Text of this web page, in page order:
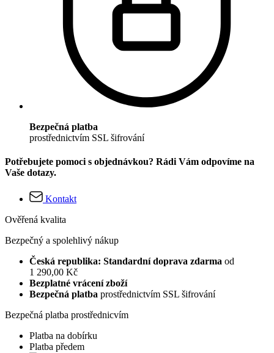
Bezpečná platba
prostřednictvím SSL šifrování
Potřebujete pomoci s objednávkou? Rádi Vám odpovíme na
Vaše dotazy.
Kontakt
Ověřená kvalita
Bezpečný a spolehlivý nákup
Česká republika: Standardní doprava zdarma od
1 290,00 Kč
Bezplatné vrácení zboží
Bezpečná platba prostřednictvím SSL šifrování
Bezpečná platba prostřednicvím
Platba na dobírku
Platba předem